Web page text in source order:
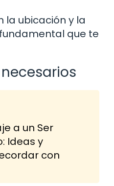
la ubicación y la
que te
a un Ser
Ideas y
con